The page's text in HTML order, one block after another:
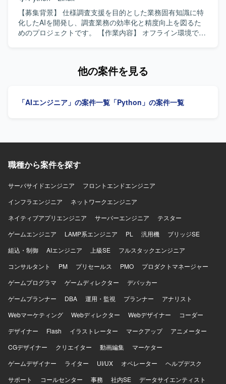
信にはProtocol Bufferを利用します。 開発にはJupyter
Notebook on Databricksを利用し、Pythonプロジェクトの
パッケージングにはrye（uv backend）を利用します。 デ
びQdrantを利用します。
MLOps やインフラ、セキュリティを含めた横断的なスキル
を高めていただけます。 【開発環境】 AWS 環境（AWS
SageMaker 等）を活用した機械学習システムおよびMLOps
て問題の根本原因を追求できる方を求めています。医療機
関のスタッフや社内メンバーと円滑にコミュニケーション
を取りながら、顧客の現場に寄り添い主体的に対応いただ
です。「技術×ビジネス」を横断するキャリアを築くことが
AIモデル開発環境での業務を想定しています。クラウド環
【募集背景】 仕様調査支援を目的とした業務固有知識に特
化したAIを開発し、調査業務の効率化と精度向上を図るた
めのプロジェクトです。 【作業内容】 オフライン環境で利
インチューニングなど、その他有効な手法を検討しつつ、
物像】 業務固有ドメインの理解を深めながら、最適なAIモ
積極的で、関係者と連携しながら柔軟に進めていただける
かつ業務固有知識に特化したAI開発に携わることで、生成AI
ルで活用しながら、要件定義からモデル検証・評価まで一
提としたモデル運用ノウハウを蓄積できる点も魅力です。
【開発環境】 LinuxサーバやDockerなどのインフラ環境上
で、Pythonおよび各種オープンウェイトモデルを用いて開
発していただきます。OpenAI APIやTransformer系ライブラ
および実装を行っていただきます。
他の案件を見る
「AIエンジニア」の案件一覧 「Python」の案件一覧
職種から案件を探す
サーバサイドエンジニア
フロントエンドエンジニア
インフラエンジニア
ネットワークエンジニア
ネイティブアプリエンジニア
サーバーエンジニア
テスター
ゲームエンジニア
LAMP系エンジニア PL 汎用機
ブリッジSE
組込・制御
AIエンジニア 上級SE
フルスタックエンジニア
コンサルタント
PM プリセールス PMO
プロダクトマネージャー
ゲームプログラマ
ゲームディレクター
デバッカー
ゲームプランナー
DBA 運用・監視 プランナー
アナリスト
Webマーケティング
Webディレクター Webデザイナー
コーダー
デザイナー
Flash イラストレーター マークアップ
アニメーター
CGデザイナー
クリエイター 動画編集
マーケター
ゲームデザイナー
ライター UI/UX オペレーター
ヘルプデスク
サポート
コールセンター 事務 社内SE
データサイエンティスト